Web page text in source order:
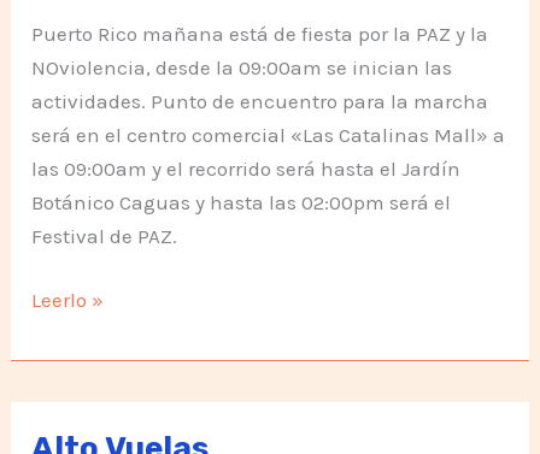
Puerto Rico mañana está de fiesta por la PAZ y la
NOviolencia, desde la 09:00am se inician las
actividades. Punto de encuentro para la marcha
será en el centro comercial «Las Catalinas Mall» a
las 09:00am y el recorrido será hasta el Jardín
Botánico Caguas y hasta las 02:00pm será el
Festival de PAZ.
Puerto
se
viste
de
Leerlo »